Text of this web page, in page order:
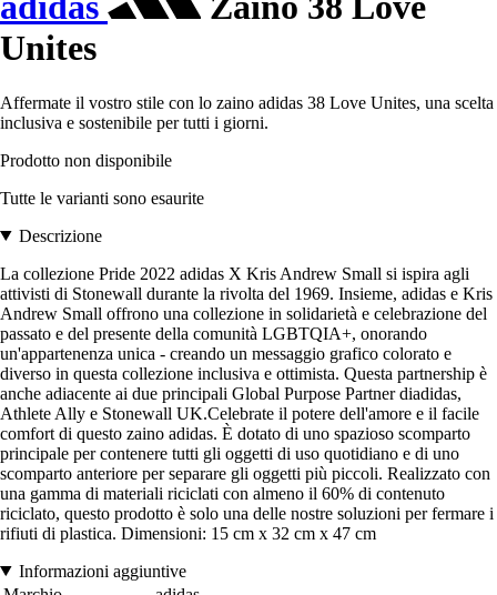
Unites
Affermate il vostro stile con lo zaino adidas 38 Love Unites, una scelta
inclusiva e sostenibile per tutti i giorni.
Prodotto non disponibile
Tutte le varianti sono esaurite
Descrizione
La collezione Pride 2022 adidas X Kris Andrew Small si ispira agli
attivisti di Stonewall durante la rivolta del 1969. Insieme, adidas e Kris
Andrew Small offrono una collezione in solidarietà e celebrazione del
passato e del presente della comunità LGBTQIA+, onorando
un'appartenenza unica - creando un messaggio grafico colorato e
diverso in questa collezione inclusiva e ottimista. Questa partnership è
anche adiacente ai due principali Global Purpose Partner diadidas,
Athlete Ally e Stonewall UK.Celebrate il potere dell'amore e il facile
comfort di questo zaino adidas. È dotato di uno spazioso scomparto
principale per contenere tutti gli oggetti di uso quotidiano e di uno
scomparto anteriore per separare gli oggetti più piccoli. Realizzato con
una gamma di materiali riciclati con almeno il 60% di contenuto
riciclato, questo prodotto è solo una delle nostre soluzioni per fermare i
rifiuti di plastica. Dimensioni: 15 cm x 32 cm x 47 cm
Informazioni aggiuntive